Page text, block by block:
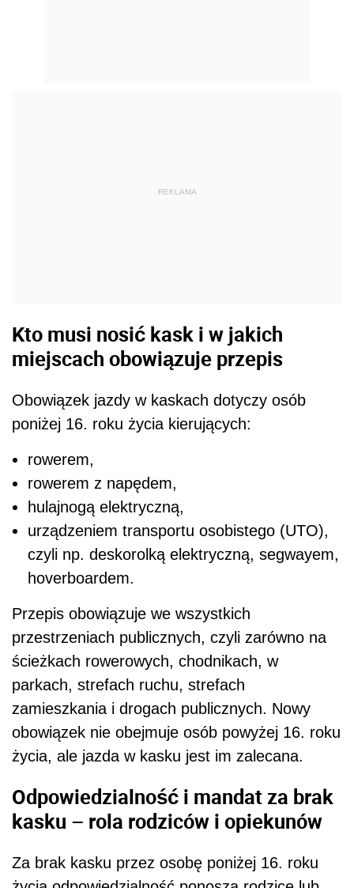
REKLAMA
Kto musi nosić kask i w jakich
miejscach obowiązuje przepis
Obowiązek jazdy w kaskach dotyczy osób
poniżej 16. roku życia kierujących:
rowerem,
rowerem z napędem,
hulajnogą elektryczną,
urządzeniem transportu osobistego (UTO),
czyli np. deskorolką elektryczną, segwayem,
hoverboardem.
Przepis obowiązuje we wszystkich
przestrzeniach publicznych, czyli zarówno na
ścieżkach rowerowych, chodnikach, w
parkach, strefach ruchu, strefach
zamieszkania i drogach publicznych. Nowy
obowiązek nie obejmuje osób powyżej 16. roku
życia, ale jazda w kasku jest im zalecana.
Odpowiedzialność i mandat za brak
kasku – rola rodziców i opiekunów
Za brak kasku przez osobę poniżej 16. roku